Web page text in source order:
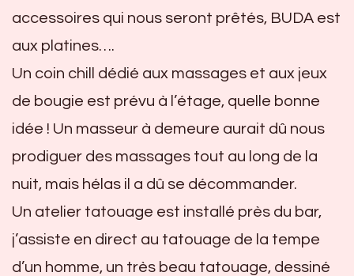
accessoires qui nous seront prêtés, BUDA est
aux platines….
Un coin chill dédié aux massages et aux jeux
de bougie est prévu à l’étage, quelle bonne
idée ! Un masseur à demeure aurait dû nous
prodiguer des massages tout au long de la
nuit, mais hélas il a dû se décommander.
Un atelier tatouage est installé près du bar,
j’assiste en direct au tatouage de la tempe
d’un homme, un très beau tatouage, dessiné